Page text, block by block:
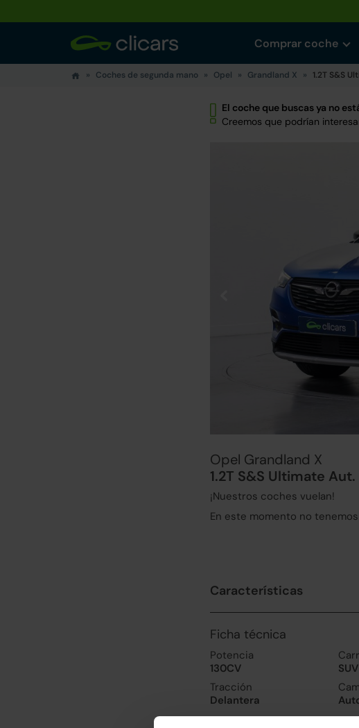
Comprar coche
Coches de segunda mano Opel Grandland X 1.2T S&S
El coche que buscas ya no
Creemos que podrían
Opel Grandland X
1.2T S&S Ultimate Aut.
¡Nuestros coches vuelan!
En este momento no
Características
Ficha técnica
Potencia
130CV
Tracción
Delantera